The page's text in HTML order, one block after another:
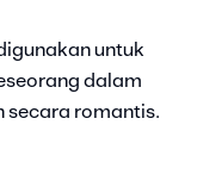
untuk
dalam
secara romantis.